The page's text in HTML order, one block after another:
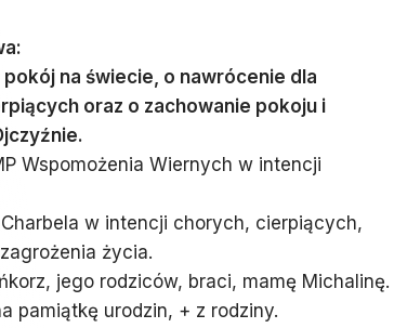
pokój na świecie, o nawrócenie dla
oraz o zachowanie pokoju i
Wspomożenia Wiernych w intencji
w intencji chorych, cierpiących,
życia.
jego rodziców, braci, mamę Michalinę.
pamiątkę urodzin, + z rodziny.